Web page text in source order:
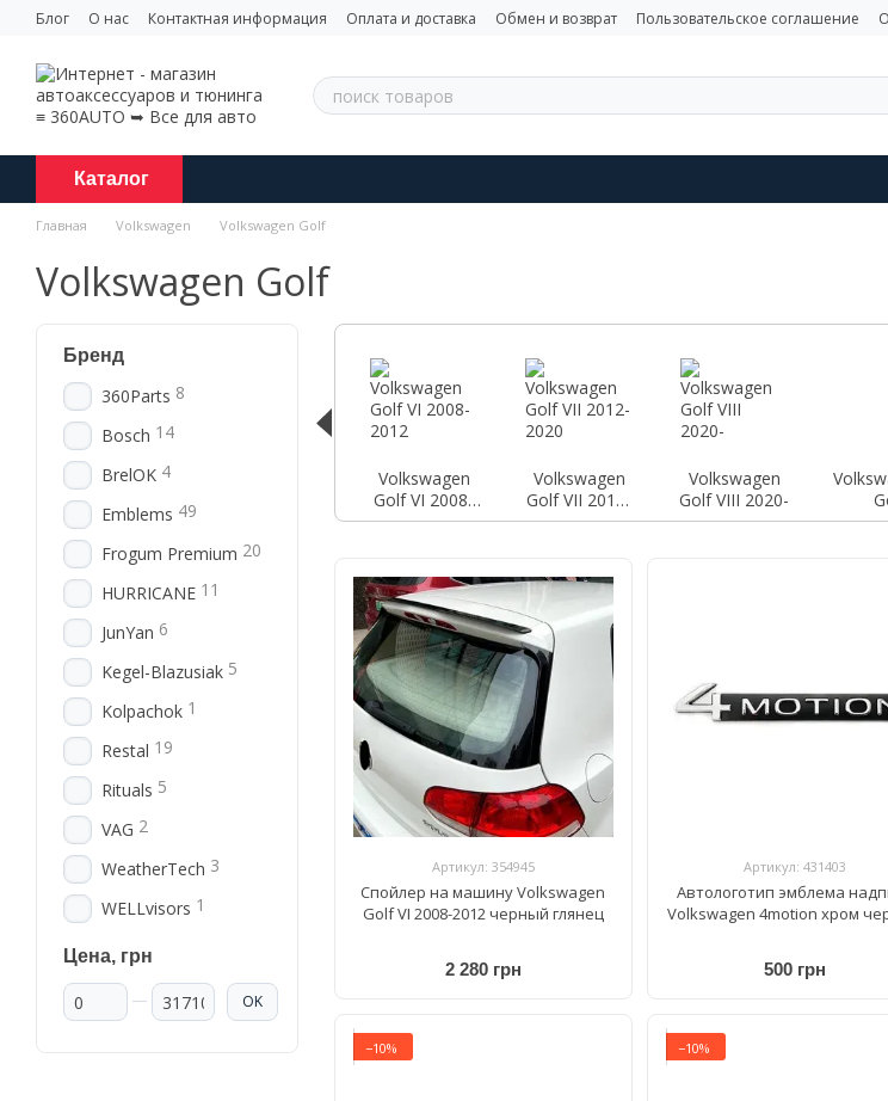
Перейти к основному контенту
Блог О нас Контактная информация Оплата и доставка Обмен и возврат Пользовательское соглашение
Каталог
Главная Volkswagen Volkswagen Golf
Volkswagen Golf
Volkswagen
Golf VI 2008-
2012
Volkswagen
Golf VII 2012-
2020
Volkswagen
Golf VIII 2020-
Артикул: 354945
Спойлер на машину Volkswagen
Golf VI 2008-2012 черный глянец
2 280 грн
Артикул: 431403
Автологотип эмблема
Volkswagen 4motion хром
500 грн
−10% −10%
Бренд
360Parts 8
Bosch 14
BrelOK 4
Emblems 49
Frogum Premium 20
HURRICANE 11
JunYan 6
Kegel-Blazusiak 5
Kolpachok 1
Restal 19
Rituals 5
VAG 2
WeatherTech 3
WELLvisors 1
Цена, грн
От Цена, грн
До Цена, грн OK